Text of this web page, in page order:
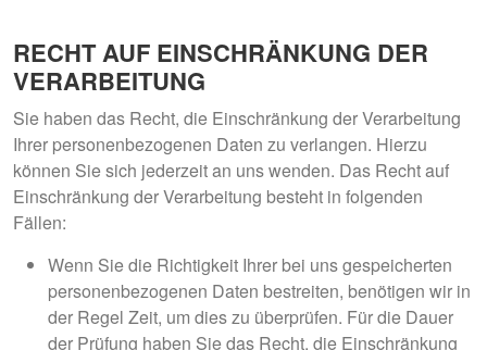
RECHT AUF EINSCHRÄNKUNG DER
VERARBEITUNG
Sie haben das Recht, die Einschränkung der Verarbeitung
Ihrer personenbezogenen Daten zu verlangen. Hierzu
können Sie sich jederzeit an uns wenden. Das Recht auf
Einschränkung der Verarbeitung besteht in folgenden
Fällen:
Wenn Sie die Richtigkeit Ihrer bei uns gespeicherten
personenbezogenen Daten bestreiten, benötigen wir in
der Regel Zeit, um dies zu überprüfen. Für die Dauer
der Prüfung haben Sie das Recht, die Einschränkung